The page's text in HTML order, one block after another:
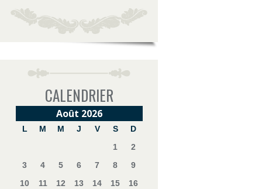
CALENDRIER
Août 2026
L M M J V S
D
1
2
3
4 5 6 7 8
9
10
11 12 13 14 15
16